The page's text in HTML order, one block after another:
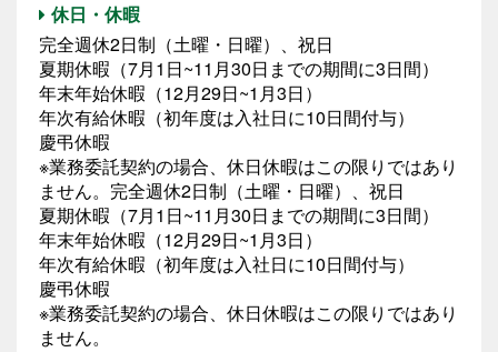
休日・休暇
完全週休2日制（土曜・日曜）、祝日
夏期休暇（7月1日~11月30日までの期間に3日間）
年末年始休暇（12月29日~1月3日）
年次有給休暇（初年度は入社日に10日間付与）
慶弔休暇
※業務委託契約の場合、休日休暇はこの限りではあり
ません。完全週休2日制（土曜・日曜）、祝日
夏期休暇（7月1日~11月30日までの期間に3日間）
年末年始休暇（12月29日~1月3日）
年次有給休暇（初年度は入社日に10日間付与）
慶弔休暇
※業務委託契約の場合、休日休暇はこの限りではあり
ません。